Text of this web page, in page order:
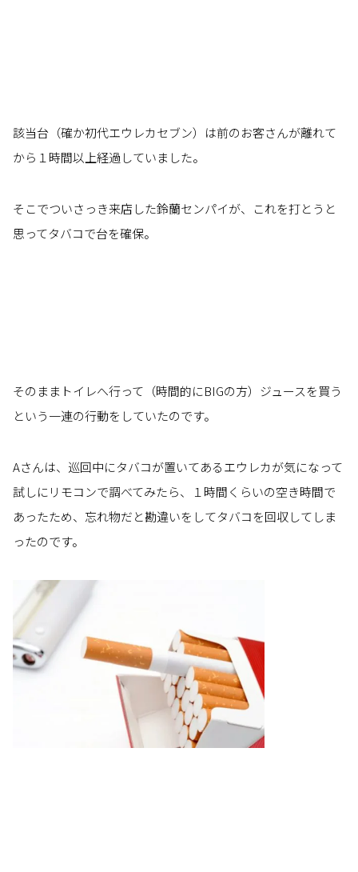
該当台（確か初代エウレカセブン）は前のお客さんが離れて
から１時間以上経過していました。
そこでついさっき来店した鈴蘭センパイが、これを打とうと
思ってタバコで台を確保。
そのままトイレへ行って（時間的にBIGの方）ジュースを買う
という一連の行動をしていたのです。
Aさんは、巡回中にタバコが置いてあるエウレカが気になって
試しにリモコンで調べてみたら、１時間くらいの空き時間で
あったため、忘れ物だと勘違いをしてタバコを回収してしま
ったのです。